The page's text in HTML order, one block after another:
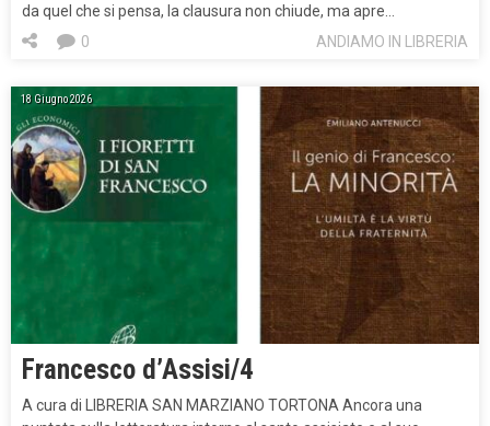
da quel che si pensa, la clausura non chiude, ma apre…
ANDIAMO IN LIBRERIA
0
18 Giugno 2026
Francesco d’Assisi/4
A cura di LIBRERIA SAN MARZIANO TORTONA Ancora una